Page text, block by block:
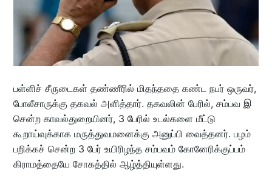
பள்ளிச் சீருடைகள் தண்ணீரில் மிதந்ததை கண்ட நபர் ஒருவர்,
போலீசாருக்கு தகவல் அளித்தார். தகவலின் பேரில், சம்பவ இ
சென்ற காவல்துறையினர், 3 பேரில் உடல்களை மீட்டு
கூறாய்வுக்காக மருத்துவமனைக்கு அனுப்பி வைத்தனர். பழம்
பறிக்கச் சென்ற 3 பேர் உயிரிழந்த சம்பவம் கோனேரிக்குப்பம்
கிராமத்தையே சோகத்தில் ஆழ்த்தியுள்ளது.